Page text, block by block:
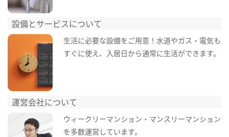
設備とサービスについて
生活に必要な設備をご用意！水道やガス・電気も
すぐに使え、入居日から通常に生活ができます。
運営会社について
ウィークリーマンション・マンスリーマンション
を多数運営しています。